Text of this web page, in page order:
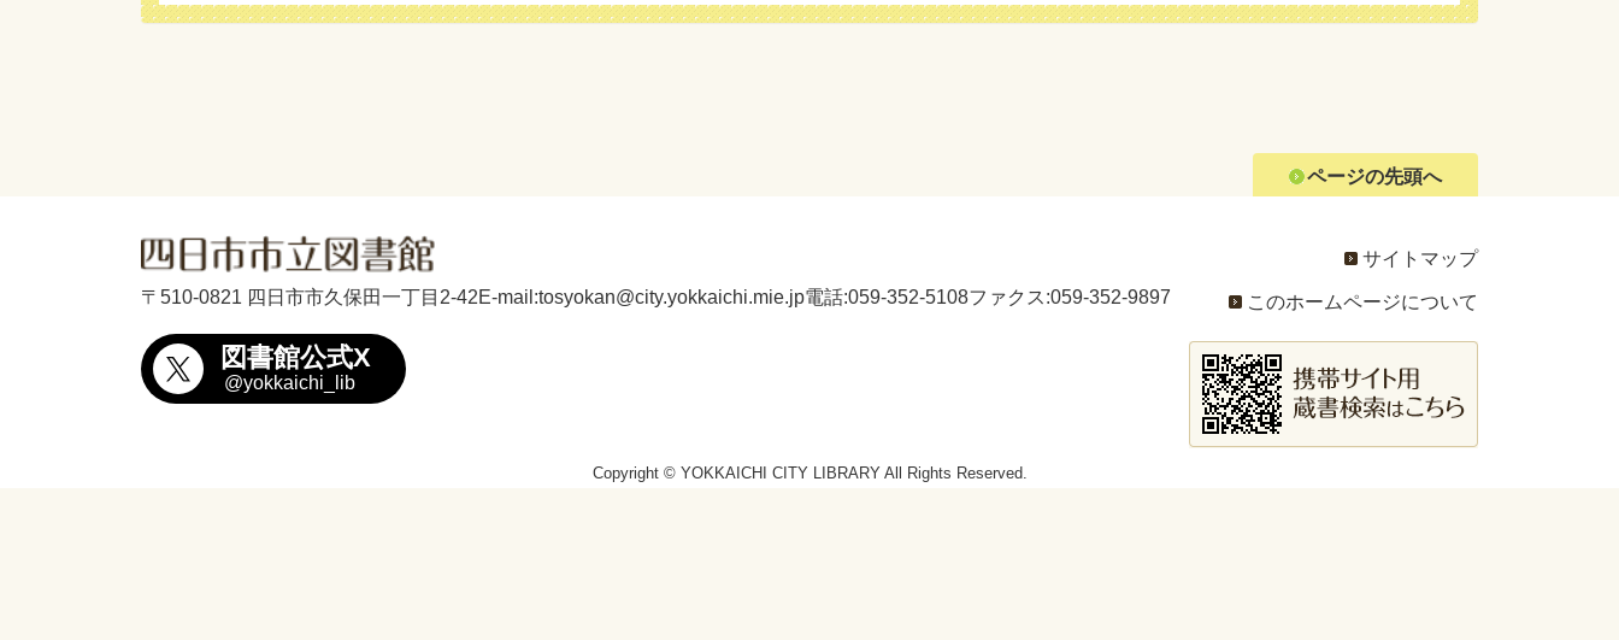
ページの先頭へ
〒510-0821 四日市市久保田一丁目2-42E-mail:tosyokan@city.yokkaichi.mie.jp電話:059-352-5108ファクス:059-352-9897
図書館公式X
@yokkaichi_lib
サイトマップ
このホームページについて
Copyright © YOKKAICHI CITY LIBRARY All Rights Reserved.